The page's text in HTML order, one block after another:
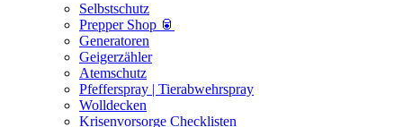
Selbstschutz
Prepper Shop 🥫
Generatoren
Geigerzähler
Atemschutz
Pfefferspray | Tierabwehrspray
Wolldecken
Krisenvorsorge Checklisten